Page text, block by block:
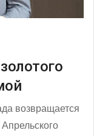
возвращается